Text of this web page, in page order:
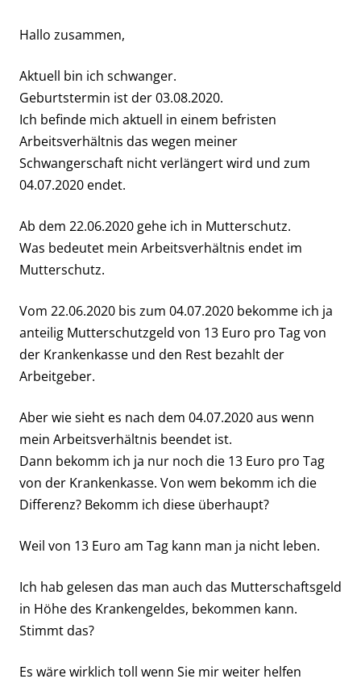
Hallo zusammen,
Aktuell bin ich schwanger.
Geburtstermin ist der 03.08.2020.
Ich befinde mich aktuell in einem befristen
Arbeitsverhältnis das wegen meiner
Schwangerschaft nicht verlängert wird und zum
04.07.2020 endet.
Ab dem 22.06.2020 gehe ich in Mutterschutz.
Was bedeutet mein Arbeitsverhältnis endet im
Mutterschutz.
Vom 22.06.2020 bis zum 04.07.2020 bekomme ich ja
anteilig Mutterschutzgeld von 13 Euro pro Tag von
der Krankenkasse und den Rest bezahlt der
Arbeitgeber.
Aber wie sieht es nach dem 04.07.2020 aus wenn
mein Arbeitsverhältnis beendet ist.
Dann bekomm ich ja nur noch die 13 Euro pro Tag
von der Krankenkasse. Von wem bekomm ich die
Differenz? Bekomm ich diese überhaupt?
Weil von 13 Euro am Tag kann man ja nicht leben.
Ich hab gelesen das man auch das Mutterschaftsgeld
in Höhe des Krankengeldes, bekommen kann.
Stimmt das?
Es wäre wirklich toll wenn Sie mir weiter helfen